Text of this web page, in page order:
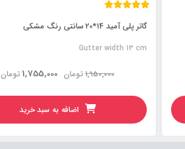
گاتر پلی آمید 14*20 سانتی رنگ مشکی
Gutter width 13 cm
تومان1,950,000 تومان 1,755,000
اضافه به سبد خرید